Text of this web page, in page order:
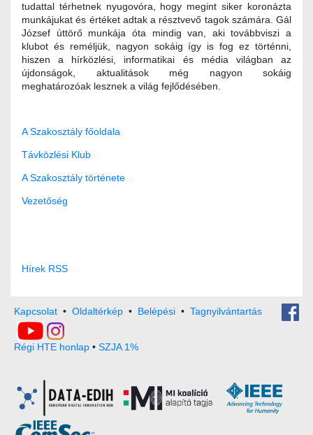
tudattal térhetnek nyugovóra, hogy megint siker koronázta
munkájukat és értéket adtak a résztvevő tagok számára. Gál
József úttörő munkája óta mindig van, aki továbbviszi a
klubot és reméljük, nagyon sokáig így is fog ez történni,
hiszen a hírközlési, informatikai és média világban az
újdonságok, aktualitások még nagyon sokáig
meghatározóak lesznek a világ fejlődésében.
A Szakosztály főoldala
Távközlési Klub
A Szakosztály története
Vezetőség
Hírek RSS
Kapcsolat • Oldaltérkép • Belépési • Tagnyilvántartás
Régi HTE honlap • SZJA 1%